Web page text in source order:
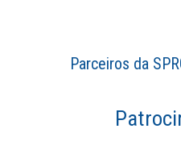
Parceiros da